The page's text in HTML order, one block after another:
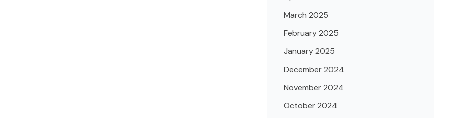
March 2025
February 2025
January 2025
December 2024
November 2024
October 2024